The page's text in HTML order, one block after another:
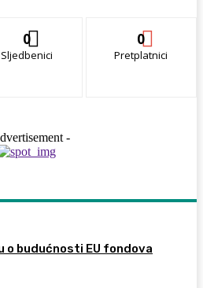
0
Sljedbenici
0
Pretplatnici
-
o budućnosti EU fondova